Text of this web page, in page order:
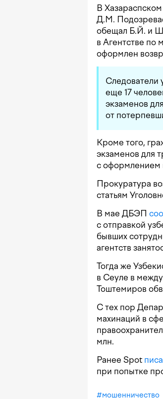
В
Д.М.
обещал Б.Й. и
в Агентстве по
оформлен
Следователи
еще 17
экзаменов
от
Кроме того,
экзаменов для
с оформлением
Прокуратура
статьям
В мае ДБЭП
с отправкой
бывших
агентств
Тогда же
в Сеуле в
Тоштемиров
С тех пор
махинаций в
млн.
Ранее Spot
при попытке
#мошенничество